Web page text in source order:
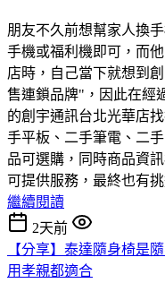
朋友不久前想幫家人換
手機或福利機即可，而
店時，自己當下就想到
售連鎖品牌"，因此在經
的創宇通訊台北光華店
手平板、二手筆電、二
品可選購，同時商品資
可提供服務，最終也有
繼續閱讀
2天前
【分享】泰達隨身椅是
用孝親都適合